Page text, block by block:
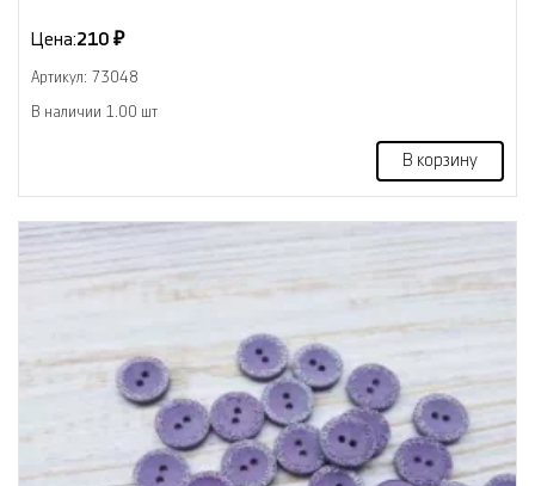
Цена:210 ₽
Артикул: 73048
В наличии 1.00 шт
В корзину